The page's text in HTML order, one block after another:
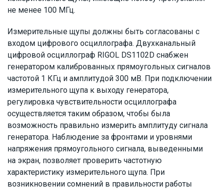
не менее 100 МГц.
Измерительные щупы должны быть согласованы с
входом цифрового осциллографа. Двухканальный
цифровой осциллограф RIGOL DS1102D снабжен
генератором калиброванных прямоугольных сигналов
частотой 1 КГц и амплитудой 300 мВ. При подключении
измерительного щупа к выходу генератора,
регулировка чувствительности осциллографа
осуществляется таким образом, чтобы была
возможность правильно измерить амплитуду сигнала
генератора. Наблюдение за фронтами и уровнями
напряжения прямоугольного сигнала, выведенными
на экран, позволяет проверить частотную
характеристику измерительного щупа. При
возникновении сомнений в правильности работы